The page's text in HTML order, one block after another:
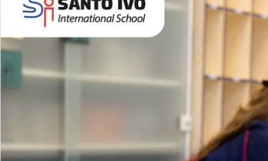
EDUCAÇÃO INFANTIL
Inglês todos os dias